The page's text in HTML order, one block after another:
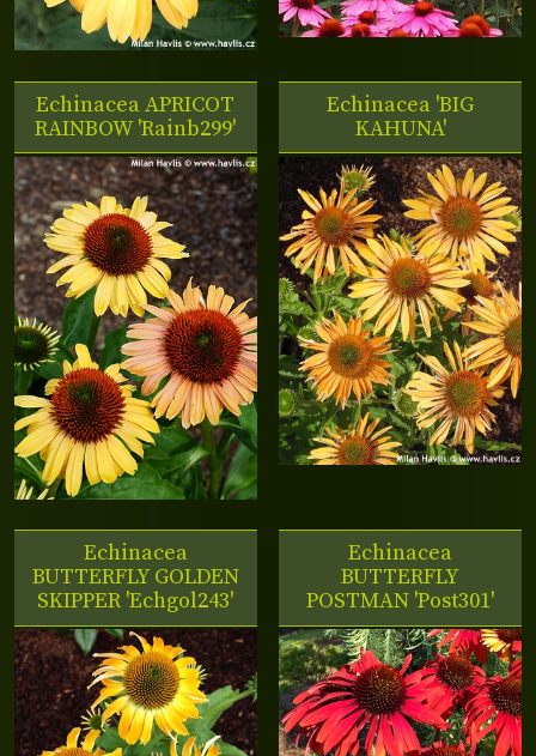
Echinacea APRICOT
RAINBOW 'Rainb299'
Echinacea 'BIG
KAHUNA'
Echinacea
BUTTERFLY GOLDEN
SKIPPER 'Echgol243'
Echinacea
BUTTERFLY
POSTMAN 'Post301'